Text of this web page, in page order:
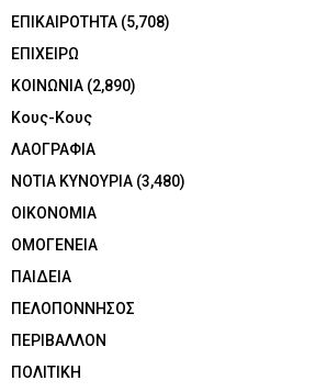
ΕΠΙΚΑΙΡΟΤΗΤΑ (5,708)
ΕΠΙΧΕΙΡΩ
ΚΟΙΝΩΝΙΑ (2,890)
Κους-Κους
ΛΑΟΓΡΑΦΙΑ
ΝΟΤΙΑ ΚΥΝΟΥΡΙΑ (3,480)
ΟΙΚΟΝΟΜΙΑ
ΟΜΟΓΕΝΕΙΑ
ΠΑΙΔΕΙΑ
ΠΕΛΟΠΟΝΝΗΣΟΣ
ΠΕΡΙΒΑΛΛΟΝ
ΠΟΛΙΤΙΚΗ